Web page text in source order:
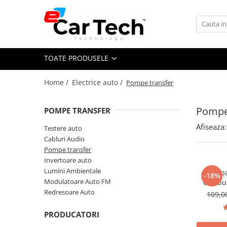
Toate Produsele
Navigatie dedicata
Navigatii Skoda
Navigatii Seat
Navigatii Ford
Navigatii Opel
Navigatii Hyundai
Navigatii Toyota
Navigatii Dacia
TOATE PRODUSELE
Home / Electrice auto / Pompe transfer
POMPE TRANSFER
Testere auto
Cabluri Audio
Pompe transfer
Invertoare auto
Lumini Ambientale
Modulatoare Auto FM
Redresoare Auto
PRODUCATORI
Afiseaza:
-18%